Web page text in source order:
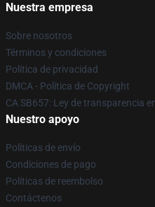
Nuestra empresa
Sobre nosotros
Términos y condiciones
Política de privacidad
DMCA - Política de Copyright
CA SB657: Ley de transparencia
Nuestro apoyo
Políticas de envío
Condiciones de pago
Políticas de reembolso
Contáctenos